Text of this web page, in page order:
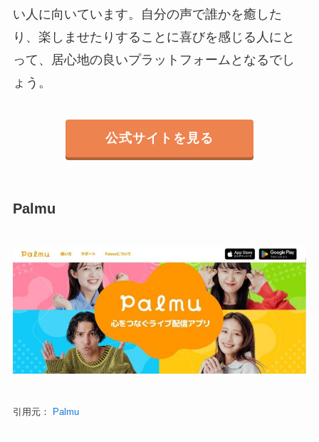
い人に向いています。自分の声で誰かを癒した
り、楽しませたりすることに喜びを感じる人にと
って、居心地の良いプラットフォームとなるでし
ょう。
公式サイトを見る
Palmu
引用元： Palmu